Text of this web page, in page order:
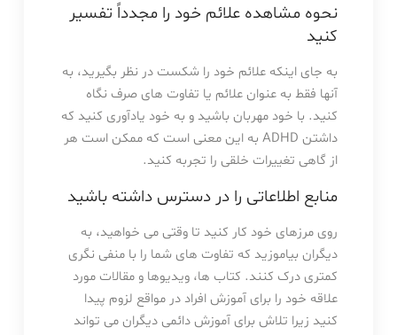
نحوه مشاهده علائم خود را مجدداً تفسیر
کنید
به جای اینکه علائم خود را شکست در نظر بگیرید، به
آنها فقط به عنوان علائم یا تفاوت های صرف نگاه
کنید. با خود مهربان باشید و به خود یادآوری کنید که
داشتن ADHD به این معنی است که ممکن است هر
از گاهی تغییرات خلقی را تجربه کنید.
منابع اطلاعاتی را در دسترس داشته باشید
روی مرزهای خود کار کنید تا وقتی می خواهید، به
دیگران بیاموزید که تفاوت های شما را با منفی نگری
کمتری درک کنند. کتاب ها، ویدیوها و مقالات مورد
علاقه خود را برای آموزش افراد در مواقع لزوم پیدا
کنید زیرا تلاش برای آموزش دائمی دیگران می تواند